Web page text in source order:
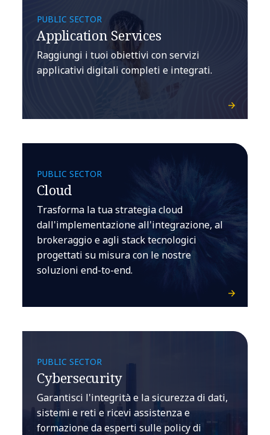
PUBLIC SECTOR
Application Services
Raggiungi i tuoi obiettivi con servizi
applicativi digitali completi e integrati.
PUBLIC SECTOR
Cloud
Trasforma la tua strategia cloud
dall'implementazione all'integrazione, al
brokeraggio e agli stack tecnologici
progettati su misura con le nostre
soluzioni end-to-end.
PUBLIC SECTOR
Cybersecurity
Garantisci l'integrità e la sicurezza di dati,
sistemi e reti e ricevi assistenza e
formazione da esperti sulle policy di